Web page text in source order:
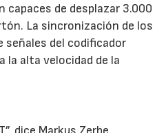
de desplazar 3.000
La sincronización de los
del codificador
alta velocidad de la